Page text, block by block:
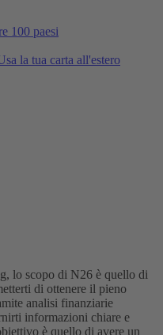
100 paesi
la tua carta all'estero
lo scopo di N26 è quello di
di ottenere il pieno
analisi finanziarie
informazioni chiare e
è quello di avere un